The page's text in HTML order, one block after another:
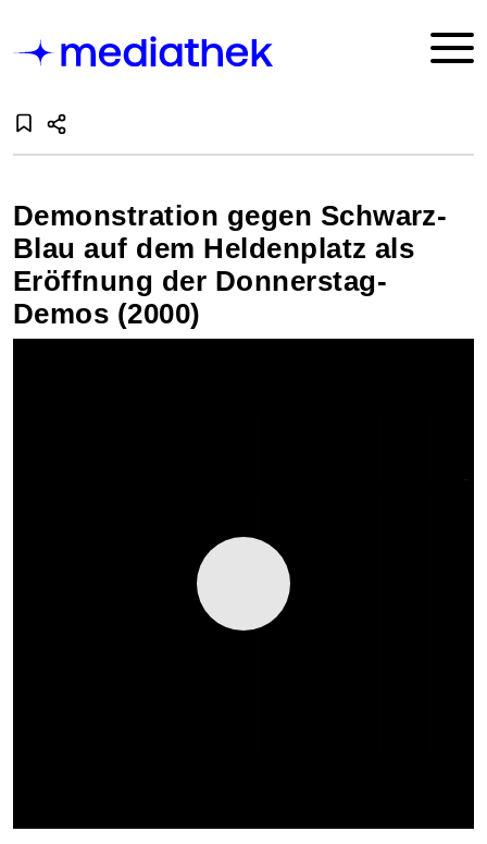
Demonstration gegen Schwarz-
Blau auf dem Heldenplatz als
Eröffnung der Donnerstag-
Demos (2000)